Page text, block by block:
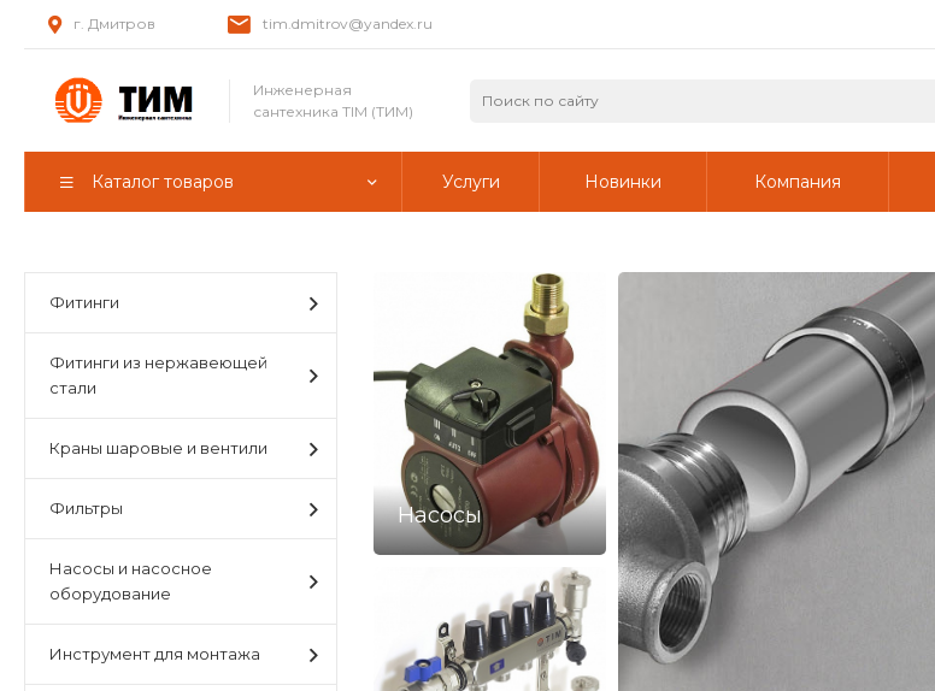
г. Дмитров tim.dmitrov@yandex.ru
Инженерная
сантехника TIM (ТИМ)
Каталог товаров Услуги Новинки Компания
Фитинги
Фитинги из нержавеющей
стали
Краны шаровые и вентили
Фильтры
Насосы и насосное
оборудование
Инструмент для монтажа
Насосы